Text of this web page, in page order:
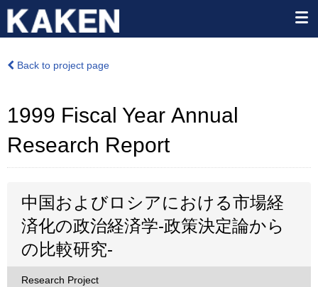
Back to project page
1999 Fiscal Year Annual
Research Report
中国およびロシアにおける市場経
済化の政治経済学-政策決定論から
の比較研究-
Research Project